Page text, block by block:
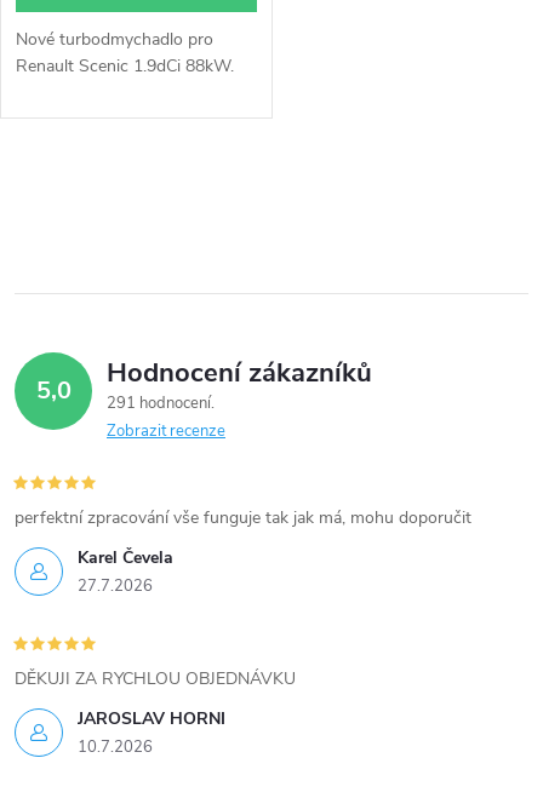
Nové turbodmychadlo pro
Renault Scenic 1.9dCi 88kW.
l
d
a
c
í
p
r
v
k
y
5,0 Hodnocení zákazníků
291 hodnocení
Zobrazit recenze
Karel Čevela
27.7.2026
perfektní zpracování vše funguje tak jak má, mohu doporučit
JAROSLAV HORNI
10.7.2026
DĚKUJI ZA RYCHLOU OBJEDNÁVKU